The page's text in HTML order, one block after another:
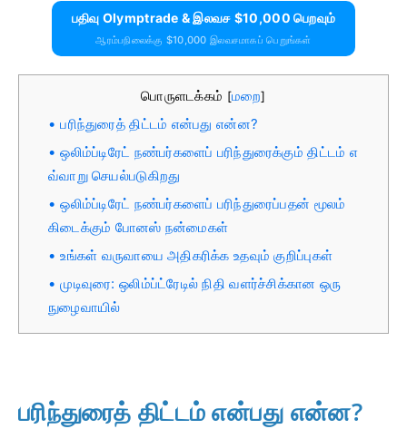
பதிவு Olymptrade & இலவச $10,000 பெறவும்
ஆரம்பநிலைக்கு $10,000 இலவசமாகப் பெறுங்கள்
பொருளடக்கம் [மறை]
பரிந்துரைத் திட்டம் என்பது என்ன?
ஒலிம்ப்டிரேட் நண்பர்களைப் பரிந்துரைக்கும் திட்டம் எ
வ்வாறு செயல்படுகிறது
ஒலிம்ப்டிரேட் நண்பர்களைப் பரிந்துரைப்பதன் மூலம்
கிடைக்கும் போனஸ் நன்மைகள்
உங்கள் வருவாயை அதிகரிக்க உதவும் குறிப்புகள்
முடிவுரை: ஒலிம்ப்ட்ரேடில் நிதி வளர்ச்சிக்கான ஒரு
நுழைவாயில்
பரிந்துரைத் திட்டம் என்பது என்ன?